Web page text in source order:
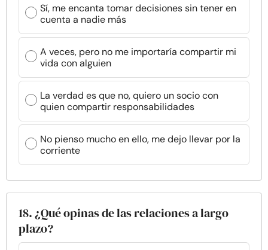
Sí, me encanta tomar decisiones sin tener en
cuenta a nadie más
A veces, pero no me importaría compartir mi
vida con alguien
La verdad es que no, quiero un socio con
quien compartir responsabilidades
No pienso mucho en ello, me dejo llevar por la
corriente
18. ¿Qué opinas de las relaciones a largo
plazo?